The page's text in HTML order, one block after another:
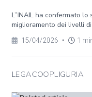
L’’INAIL ha confermato
miglioramento dei livelli
15/04/2026 • 1
LEGACOOPLIGURIA